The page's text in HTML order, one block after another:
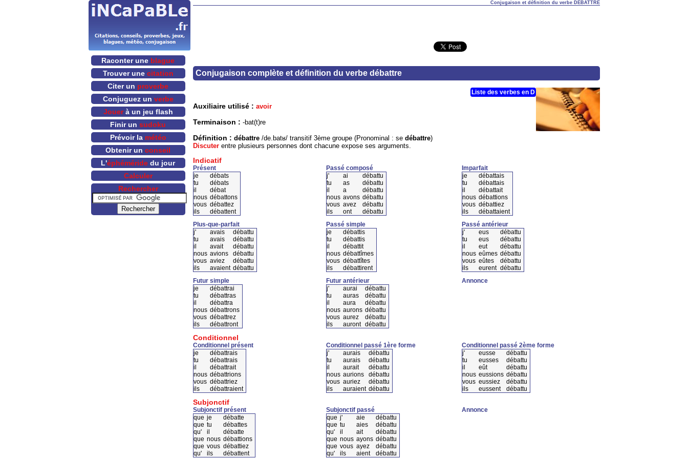
Conjugaison et définition du verbe DÉBATTRE
Conjugaison complète et définition du verbe débattre
Liste des verbes en D
Auxiliaire utilisé : avoir
Terminaison : -bat(t)re
Définition : débattre/de.batʁ/ transitif 3ème groupe (Pronominal : se débattre)
Discuterentre plusieurs personnes dont chacune expose ses arguments.
Indicatif
Présent
je
débats
tu
débats
il
débat
nous débattons
vous débattez
ils
débattent
Plus-que-parfait
j'
avais
débattu
tu
avais
débattu
il
avait
débattu
nous avions
débattu
vous aviez
débattu
ils
avaient débattu
Futur simple
je
débattrai
tu
débattras
il
débattra
nous débattrons
vous débattrez
ils
débattront
Passé composé
j'
ai
débattu
tu
as
débattu
il
a
débattu
nous avons débattu
vous avez
débattu
ils
ont
débattu
Passé simple
je
débattis
tu
débattis
il
débattit
nous débattîmes
vous débattîtes
ils
débattirent
Futur antérieur
j'
aurai
débattu
tu
auras
débattu
il
aura
débattu
nous aurons débattu
vous aurez
débattu
ils
auront débattu
Imparfait
je
débattais
tu
débattais
il
débattait
nous débattions
vous débattiez
ils
débattaient
Passé antérieur
j'
eus
débattu
tu
eus
débattu
il
eut
débattu
nous eûmes débattu
vous eûtes
débattu
ils
eurent débattu
Annonce
Conditionnel
Conditionnel présent
je
débattrais
tu
débattrais
il
débattrait
nous débattrions
vous débattriez
ils
débattraient
Conditionnel passé 1ère forme
j'
aurais
débattu
tu
aurais
débattu
il
aurait
débattu
nous aurions
débattu
vous auriez
débattu
ils
auraient débattu
Conditionnel passé 2ème forme
j'
eusse
débattu
tu
eusses
débattu
il
eût
débattu
nous eussions débattu
vous eussiez
débattu
ils
eussent débattu
Subjonctif
Subjonctif présent
que je
débatte
que tu
débattes
qu'
il
débatte
que nous débattions
que vous débattiez
qu'
ils débattent
Subjonctif passé
que j' aie
débattu
que tu aies
débattu
qu'
il ait
débattu
que nous ayons débattu
que vous ayez
débattu
qu'
ils aient débattu
Annonce
Raconter une blague
Trouver une citation
Citer un proverbe
Conjuguez un verbe
Jouerà un jeu flash
Finir un sudoku
Prévoir la météo
Obtenir un conseil
L'éphéméride du jour
Calculer
Rechercher